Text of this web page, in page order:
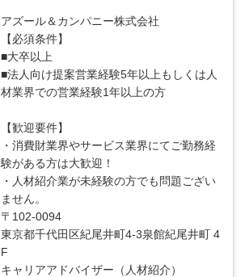
アズール＆カンパニー株式会社
【必須条件】
■大卒以上
■法人向け提案営業経験5年以上もしくは人
材業界での営業経験1年以上の方
【歓迎要件】
・消費財業界やサービス業界にてご勤務経
験がある方は大歓迎！
・人材紹介業が未経験の方でも問題ござい
ません。
〒102-0094
東京都千代田区紀尾井町4-3泉館紀尾井町 4
F
キャリアアドバイザー（人材紹介）